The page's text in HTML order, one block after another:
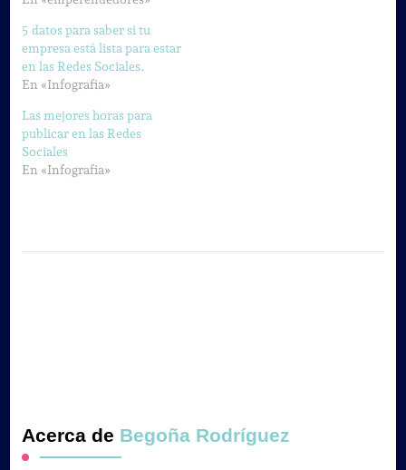
5 datos para saber si tu
empresa está lista para estar
en las Redes Sociales.
En «Infografia»
Las mejores horas para
publicar en las Redes
Sociales
En «Infografia»
Acerca de Begoña Rodríguez